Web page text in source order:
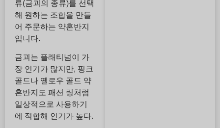
류(금괴의 종류)를 선택
해 원하는 조합을 만들
어 주문하는 약혼반지
입니다.
금괴는 플래티넘이 가
장 인기가 많지만, 핑크
골드나 옐로우 골드 약
혼반지도 패션 링처럼
일상적으로 사용하기
에 적합해 인기가 높다.